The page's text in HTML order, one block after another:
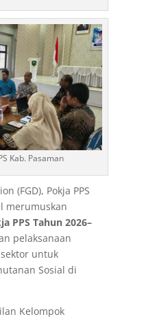
Kab. Pasaman
(FGD), Pokja PPS
merumuskan
PPS Tahun 2026–
pelaksanaan
untuk
Sosial di
Kelompok